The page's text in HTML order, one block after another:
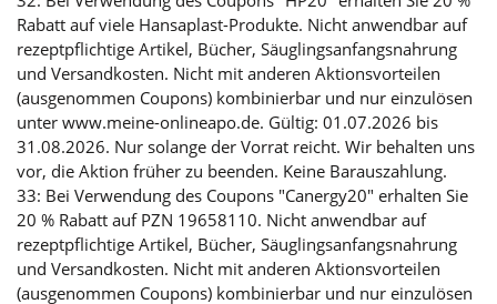
Rabatt auf viele Hansaplast-Produkte. Nicht anwendbar auf
rezeptpflichtige Artikel, Bücher, Säuglingsanfangsnahrung
und Versandkosten. Nicht mit anderen Aktionsvorteilen
(ausgenommen Coupons) kombinierbar und nur einzulösen
unter www.meine-onlineapo.de. Gültig: 01.07.2026 bis
31.08.2026. Nur solange der Vorrat reicht. Wir behalten uns
vor, die Aktion früher zu beenden. Keine Barauszahlung.
33: Bei Verwendung des Coupons "Canergy20" erhalten Sie
20 % Rabatt auf PZN 19658110. Nicht anwendbar auf
rezeptpflichtige Artikel, Bücher, Säuglingsanfangsnahrung
und Versandkosten. Nicht mit anderen Aktionsvorteilen
(ausgenommen Coupons) kombinierbar und nur einzulösen